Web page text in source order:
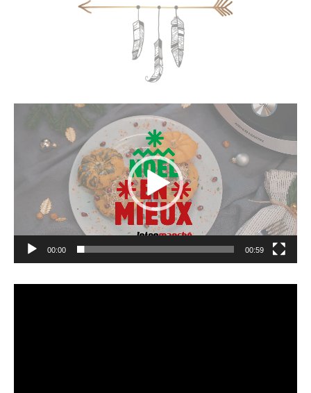
00:00 00:59